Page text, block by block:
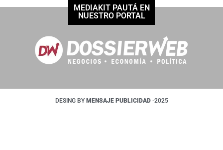
MEDIAKIT PAUTÁ EN
NUESTRO PORTAL
DESING BY MENSAJE PUBLICIDAD -2025